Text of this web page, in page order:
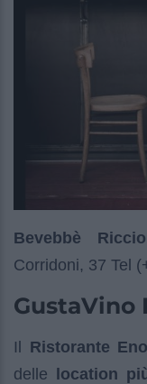
Bevebbè
Corridoni, 37 Tel
GustaVino
Il Ristorante
delle location